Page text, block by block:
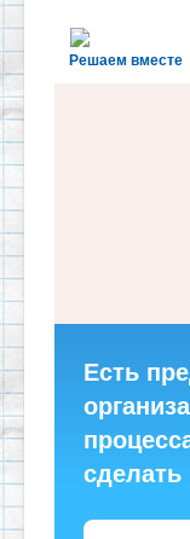
Решаем вместе
Есть